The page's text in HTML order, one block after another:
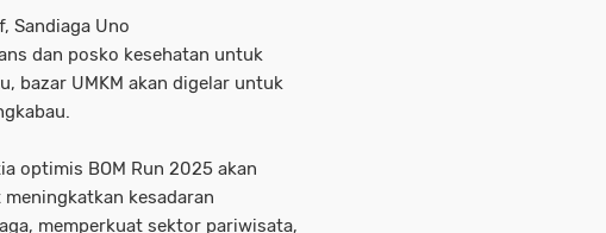
Sandiaga Uno
dan posko kesehatan untuk
bazar UMKM akan digelar untuk
optimis BOM Run 2025 akan
kesadaran
memperkuat sektor pariwisata,